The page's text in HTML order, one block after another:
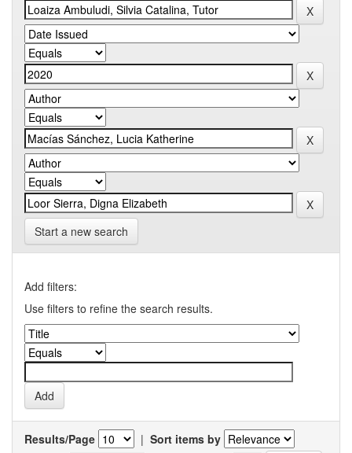
Start a new search
Add filters:
Use filters to refine the search results.
Results/Page | Sort items by